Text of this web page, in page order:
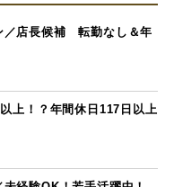
／店長候補 転勤なし＆年
上！？年間休日117日以上